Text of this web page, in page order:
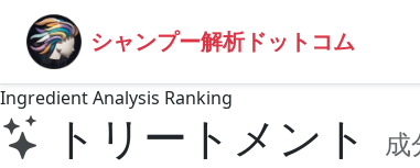
シャンプー解析ドットコム
Ingredient Analysis Ranking
トリートメント